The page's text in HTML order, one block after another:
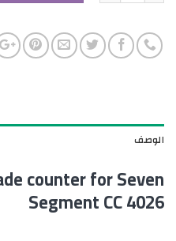
الوصف
counter for Seven
Segment CC 4026